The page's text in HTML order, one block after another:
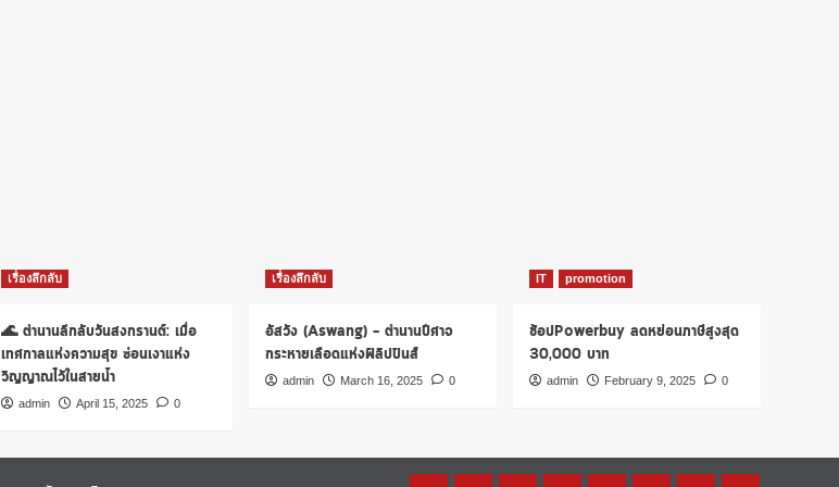
เรื่องลึกลับ
🌊 ตำนานลึกลับวันสงกรานต์: เมื่อ
เทศกาลแห่งความสุข ซ่อนเงาแห่ง
วิญญาณไว้ในสายน้ำ
admin April 15, 2025 0
เรื่องลึกลับ
อัสวัง (Aswang) – ตำนานปีศาจ
กระหายเลือดแห่งฟิลิปปินส์
admin March 16, 2025 0
IT promotion
ช้อปPowerbuy ลดหย่อนภาษีสูงสุด
30,000 บาท
admin February 9, 2025 0